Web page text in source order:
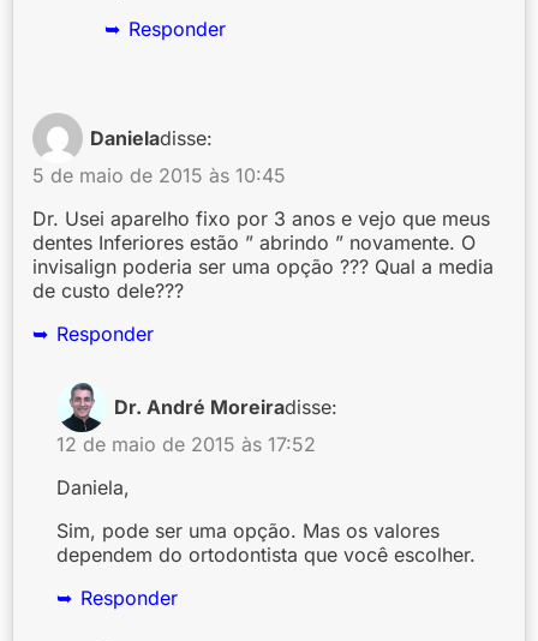
Responder
Danieladisse:
5 de maio de 2015 às 10:45
Dr. Usei aparelho fixo por 3 anos e vejo que meus
dentes Inferiores estão ” abrindo ” novamente. O
invisalign poderia ser uma opção ??? Qual a media
de custo dele???
Responder
Dr. André Moreiradisse:
12 de maio de 2015 às 17:52
Daniela,
Sim, pode ser uma opção. Mas os valores
dependem do ortodontista que você escolher.
Responder